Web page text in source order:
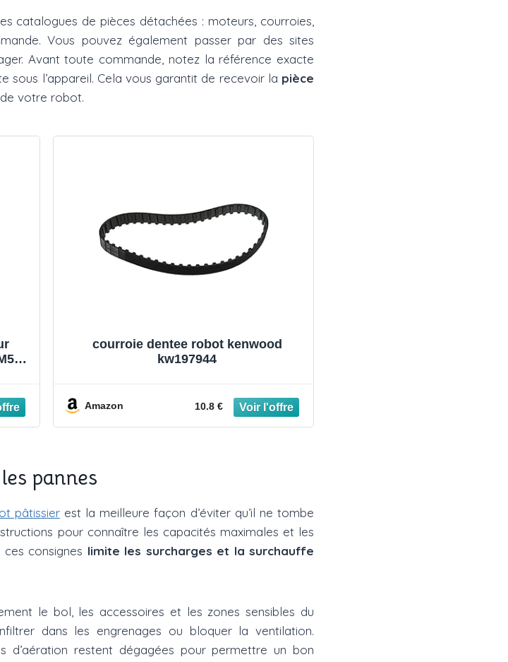
catalogues de pièces détachées : moteurs, courroies,
Vous pouvez également passer par des sites
Avant toute commande, notez la référence exacte
sous l’appareil. Cela vous garantit de recevoir la pièce
votre robot.
courroie dentee robot kenwood
kw197944
Amazon 10.8 €
pannes
pâtissierest la meilleure façon d’éviter qu’il ne tombe
pour connaître les capacités maximales et les
consignes limite les surcharges et la surchauffe
le bol, les accessoires et les zones sensibles du
dans les engrenages ou bloquer la ventilation.
d’aération restent dégagées pour permettre un bon